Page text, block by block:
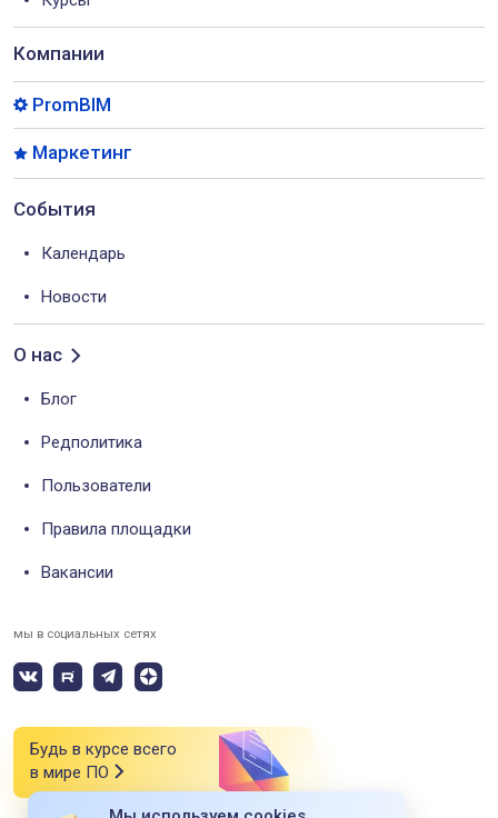
Компании
PromBIM
Маркетинг
События
Календарь
Новости
О нас
Блог
Редполитика
Пользователи
Правила площадки
Вакансии
мы в социальных сетях
Будь в курсе всего
в мире ПО